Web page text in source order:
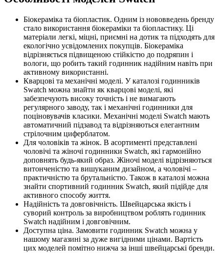
Біокераміка та біопластик. Одним із нововведень бренду
стало використання біокераміки та біопластику. Ці
матеріали легкі, міцні, приємні на дотик та підходять для
екологічно усвідомлених покупців. Біокераміка
відрізняється підвищеною стійкістю до подряпин і
вологи, що робить такий годинник надійним навіть при
активному використанні.
Кварцові та механічні моделі. У каталозі годинників
Swatch можна знайти як кварцові моделі, які
забезпечують високу точність і не вимагають
регулярного заводу, так і механічні годинники для
поціновувачів класики. Механічні моделі Swatch мають
автоматичний підзавод та відрізняються елегантним
стрілочним циферблатом.
Для чоловіків та жінок. В асортименті представлені
чоловічі та жіночі годинники Swatch, які гармонійно
доповнять будь-який образ. Жіночі моделі відрізняються
витонченістю та вишуканим дизайном, а чоловічі –
практичністю та брутальністю. Також в каталозі можна
знайти спортивний годинник Swatch, який підійде для
активного способу життя.
Надійність та довговічність. Швейцарська якість і
суворий контроль за виробництвом роблять годинник
Swatch надійним і довговічним.
Доступна ціна. Замовити годинник Swatch можна у
нашому магазині за дуже вигідними цінами. Вартість
цих моделей помітно нижча за інші швейцарські бренди.